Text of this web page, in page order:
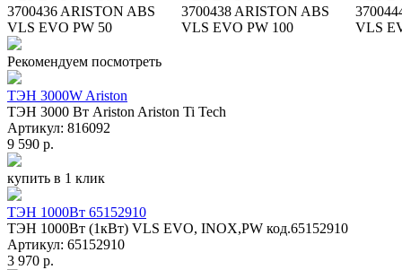
3700436 ARISTON ABS
VLS EVO PW 50
3700438 ARISTON ABS
VLS EVO PW 100
VLS
Рекомендуем посмотреть
ТЭН 3000W Ariston
ТЭН 3000 Вт Ariston Ariston Ti Tech
Артикул: 816092
9 590 р.
купить в 1 клик
ТЭН 1000Вт 65152910
ТЭН 1000Вт (1кВт) VLS EVO, INOX,PW код.65152910
Артикул: 65152910
3 970 р.